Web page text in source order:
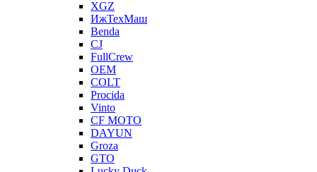
XGZ
ИжТехМаш
Benda
CJ
FullCrew
OEM
COLT
Procida
Vinto
CF MOTO
DAYUN
Groza
GTO